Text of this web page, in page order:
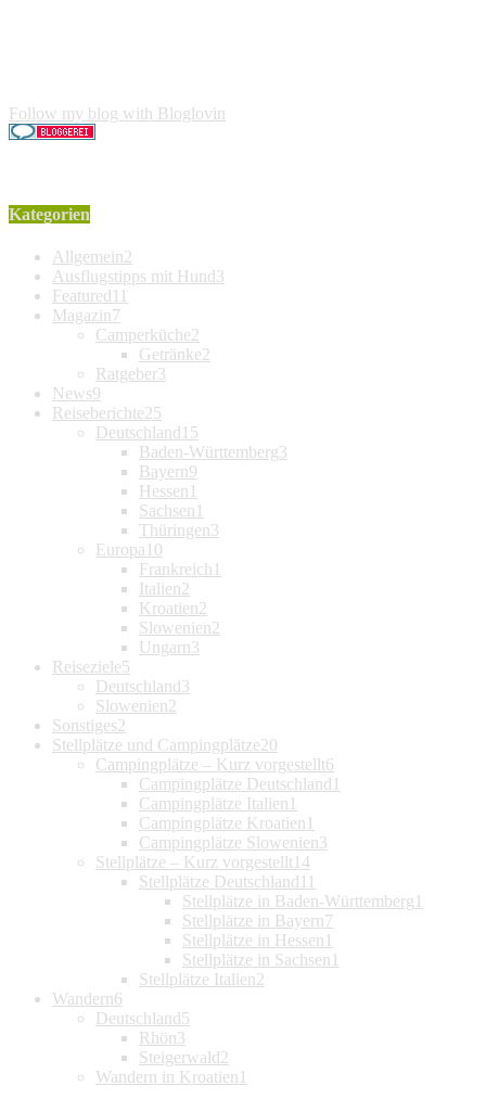
Follow my blog with Bloglovin
Kategorien
Allgemein2
Ausflugstipps mit Hund3
Featured 11
Magazin7
Camperküche2
Getränke2
Ratgeber3
News9
Reiseberichte25
Deutschland 15
Baden-Württemberg3
Bayern9
Hessen 1
Sachsen 1
Thüringen3
Europa 10
Frankreich 1
Italien2
Kroatien2
Slowenien2
Ungarn3
Reiseziele5
Deutschland3
Slowenien2
Sonstiges2
Stellplätze und Campingplätze20
Campingplätze – Kurz vorgestellt6
Campingplätze Deutschland 1
Campingplätze Italien 1
Campingplätze Kroatien 1
Campingplätze Slowenien3
Stellplätze – Kurz vorgestellt 14
Stellplätze Deutschland 11
Stellplätze in Baden-Württemberg 1
Stellplätze in Bayern7
Stellplätze in Hessen 1
Stellplätze in Sachsen 1
Stellplätze Italien2
Wandern6
Deutschland5
Rhön3
Steigerwald2
Wandern in Kroatien 1